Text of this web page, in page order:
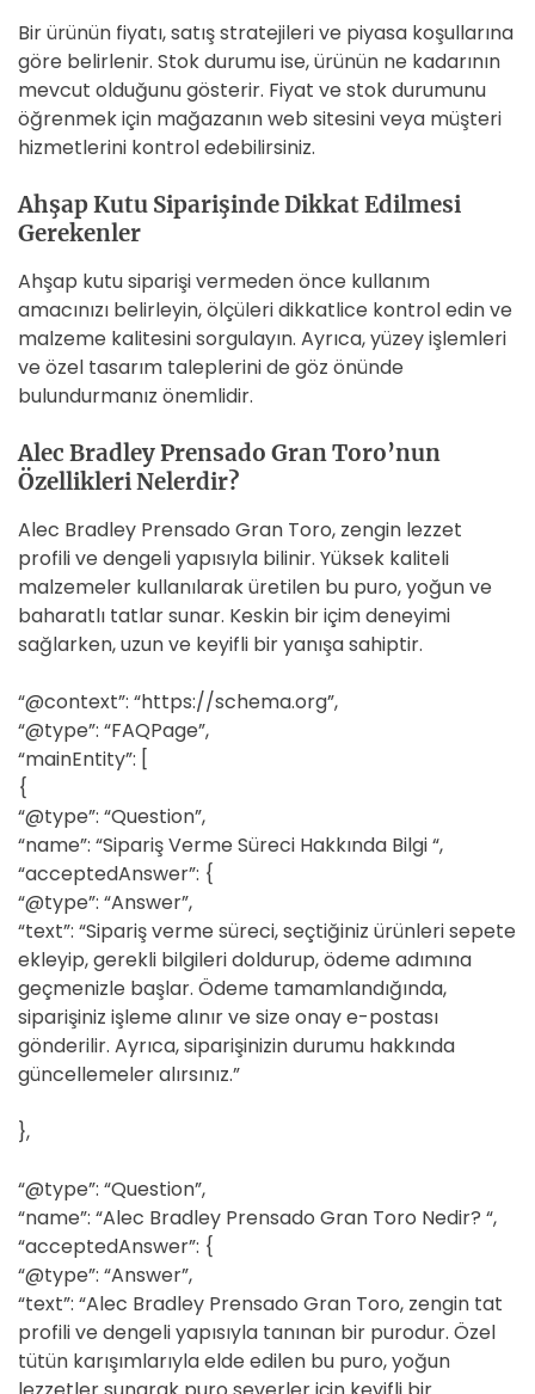
Bir ürünün fiyatı, satış stratejileri ve piyasa koşullarına
göre belirlenir. Stok durumu ise, ürünün ne kadarının
mevcut olduğunu gösterir. Fiyat ve stok durumunu
öğrenmek için mağazanın web sitesini veya müşteri
hizmetlerini kontrol edebilirsiniz.
Ahşap Kutu Siparişinde Dikkat Edilmesi
Gerekenler
Ahşap kutu siparişi vermeden önce kullanım
amacınızı belirleyin, ölçüleri dikkatlice kontrol edin ve
malzeme kalitesini sorgulayın. Ayrıca, yüzey işlemleri
ve özel tasarım taleplerini de göz önünde
bulundurmanız önemlidir.
Alec Bradley Prensado Gran Toro’nun
Özellikleri Nelerdir?
Alec Bradley Prensado Gran Toro, zengin lezzet
profili ve dengeli yapısıyla bilinir. Yüksek kaliteli
malzemeler kullanılarak üretilen bu puro, yoğun ve
baharatlı tatlar sunar. Keskin bir içim deneyimi
sağlarken, uzun ve keyifli bir yanışa sahiptir.
“@context”: “https://schema.org”,
“@type”: “FAQPage”,
“mainEntity”: [
{
“@type”: “Question”,
“name”: “Sipariş Verme Süreci Hakkında Bilgi “,
“acceptedAnswer”: {
“@type”: “Answer”,
“text”: “Sipariş verme süreci, seçtiğiniz ürünleri sepete
ekleyip, gerekli bilgileri doldurup, ödeme adımına
geçmenizle başlar. Ödeme tamamlandığında,
siparişiniz işleme alınır ve size onay e-postası
gönderilir. Ayrıca, siparişinizin durumu hakkında
güncellemeler alırsınız.”
},
“@type”: “Question”,
“name”: “Alec Bradley Prensado Gran Toro Nedir? “,
“acceptedAnswer”: {
“@type”: “Answer”,
“text”: “Alec Bradley Prensado Gran Toro, zengin tat
profili ve dengeli yapısıyla tanınan bir purodur. Özel
tütün karışımlarıyla elde edilen bu puro, yoğun